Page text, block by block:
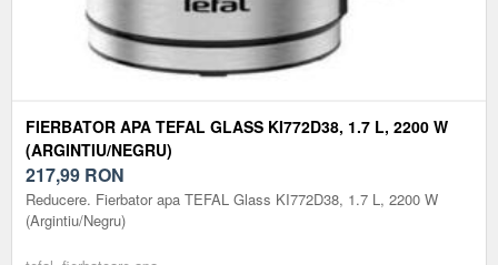
FIERBATOR APA TEFAL GLASS KI772D38, 1.7 L, 2200 W
(ARGINTIU/NEGRU)
217,99 RON
Reducere. Fierbator apa TEFAL Glass KI772D38, 1.7 L, 2200 W
(Argintiu/Negru)